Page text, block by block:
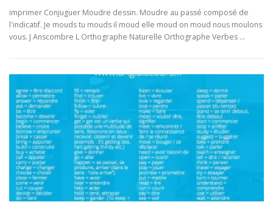
imprimer Conjuguer Moudre dessin. Moudre au passé composé de
l'indicatif. Je mouds tu mouds il moud elle moud on moud nous moulons
vous. J Anscombre L Orthographe Naturelle Orthographe Verbes …